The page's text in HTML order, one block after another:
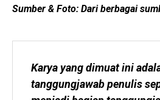
Sumber & Foto: Dari berbagai
Karya yang dimuat ini
tanggungjawab penulis